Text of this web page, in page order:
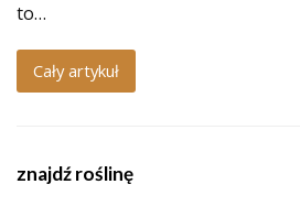
to…
Cały artykuł
znajdź roślinę